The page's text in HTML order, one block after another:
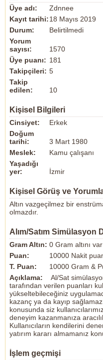
Üye adı:
Zdnnee
Kayıt tarihi:18 Mayıs 2019
Durum:
Belirtilmedi
Yorum
sayısı:
1570
Üye puanı: 181
Takipçileri: 5
Takip
edilen:
10
Kişisel Bilgileri
Cinsiyet:
Erkek
Doğum
tarihi:
3 Mart 1980
Meslek:
Kamu çalışanı
Yaşadığı
yer:
İzmir
Kişisel Görüş ve
Altın vazgeçilmez bir
olmazdır.
Alım/Satım Simülasyon
Gram Altın: 0 Gram altını var
Puan:
10000 Nakit
T. Puan:
10000 Gram &
Açıklama:
Al/Sat
tarafından verilen puanları
yükseltebileceğiniz
kazanç ya da kayıp
konusunda siz
deneyim kazanmanıza
Kullanıcıların kendilerini
yatırım kararı almamanız
İşlem geçmişi